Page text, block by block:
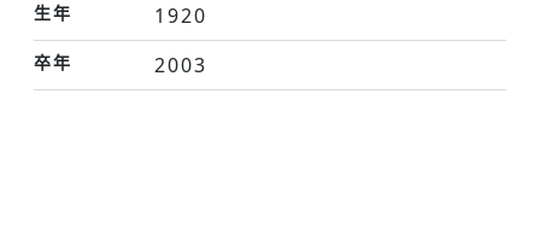
生年
1920
卒年 2003